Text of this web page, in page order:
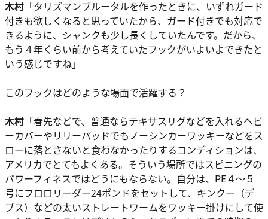
木村 「タリズマンブルータルを作ったときに、いずれガード
付きも欲しくなると思っていたから、ガード付きでも対応で
きるように、シャンクも少し長くしていたんです。だから、
もう４年くらい前から考えていたフックがいよいよできたと
いう感じですね」
このフックはどのような場面で活躍する？
木村 「春先などで、普通ならテキサスリグなどを入れるヘビ
ーカバーやリリーパッドでもノーシンカーワッキーなどをス
ローに落とさないと食わなかったりするコンディションは、
アメリカでとてもよくある。そういう場所ではスピニングの
パワーフィネスではどうにもならない。自分は、PE４〜５
号にフロロリーダー24ポンドをセットして、キンクー（デ
プス）などの太いストレートワームをワッキー掛けにして使